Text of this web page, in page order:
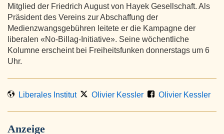
Mitglied der Friedrich August von Hayek Gesellschaft. Als
Präsident des Vereins zur Abschaffung der
Medienzwangsgebühren leitete er die Kampagne der
liberalen «No-Billag-Initiative». Seine wöchentliche
Kolumne erscheint bei Freiheitsfunken donnerstags um 6
Uhr.
Liberales Institut Olivier Kessler Olivier Kessler
Anzeige